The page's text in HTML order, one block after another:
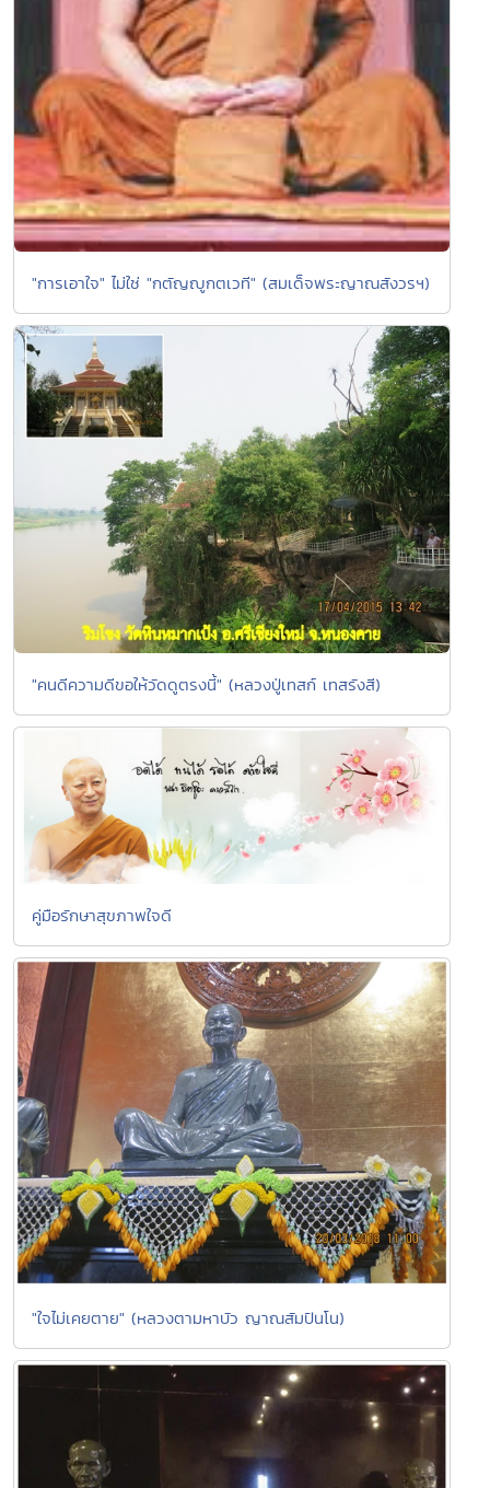
"การเอาใจ" ไม่ใช่ "กตัญญูกตเวที" (สมเด็จพระญาณสังวรฯ)
"คนดีความดีขอให้วัดดูตรงนี้" (หลวงปู่เทสก์ เทสรังสี)
คู่มือรักษาสุขภาพใจดี
"ใจไม่เคยตาย" (หลวงตามหาบัว ญาณสัมปันโน)